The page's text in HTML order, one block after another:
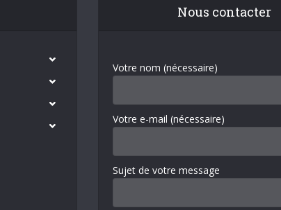
Nous contacter
Votre nom (nécessaire)
Votre e-mail (nécessaire)
Sujet de votre message